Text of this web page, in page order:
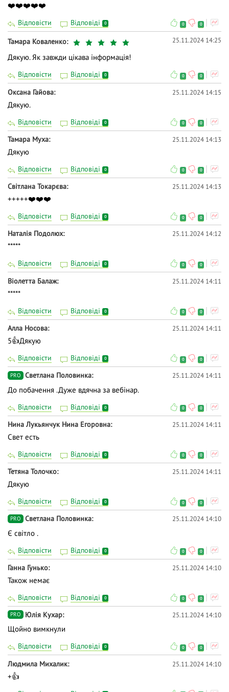
❤️❤️❤️❤️❤️
Відповісти Відповіді 0 0 0
Тамара Коваленко 25.11.2024 14:25
Дякую. Як завжди цікава інформація!
Відповісти Відповіді 0 0 0
Оксана Гайова 25.11.2024 14:15
Дякую.
Відповісти Відповіді 0 0 0
Тамара Муха 25.11.2024 14:13
Дякую
Відповісти Відповіді 0 0 0
Світлана Токарєва 25.11.2024 14:13
+++++❤️❤️❤️
Відповісти Відповіді 0 0 0
Наталія Подолюх 25.11.2024 14:12
*****
Відповісти Відповіді 0 0 0
Віолетта Балаж 25.11.2024 14:11
*****
Відповісти Відповіді 0 0 0
Алла Носова 25.11.2024 14:11
5👍Дякую
Відповісти Відповіді 0 0 0
PRO Светлана Половинка 25.11.2024 14:11
До побачення .Дуже вдячна за вебінар.
Відповісти Відповіді 0 0 0
Нина Лукьянчук Нина Егоровна 25.11.2024 14:11
Свет есть
Відповісти Відповіді 0 0 0
Тетяна Толочко 25.11.2024 14:11
Дякую
Відповісти Відповіді 0 0 0
PRO Светлана Половинка 25.11.2024 14:10
Є світло .
Відповісти Відповіді 0 0 0
Ганна Гунько 25.11.2024 14:10
Також немає
Відповісти Відповіді 0 0 0
PRO Юлія Кухар 25.11.2024 14:10
Щойно вимкнули
Відповісти Відповіді 0 0 0
Людмила Михалик 25.11.2024 14:10
+👍